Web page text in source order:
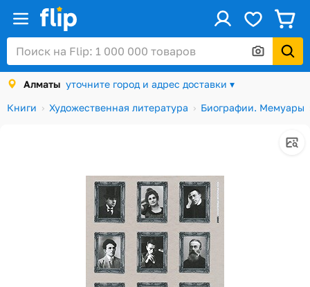
Алматы уточните город и адрес доставки ▾
Книги
Художественная литература Биографии. Мемуары
Войти / Регистрация
Каталог
Скидки и акции